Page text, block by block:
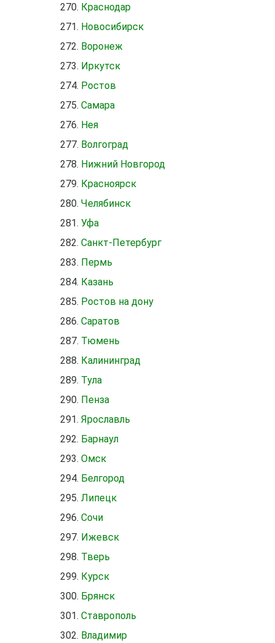
Краснодар
Новосибирск
Воронеж
Иркутск
Ростов
Самара
Нея
Волгоград
Нижний Новгород
Красноярск
Челябинск
Уфа
Санкт-Петербург
Пермь
Казань
Ростов на дону
Саратов
Тюмень
Калининград
Тула
Пенза
Ярославль
Барнаул
Омск
Белгород
Липецк
Сочи
Ижевск
Тверь
Курск
Брянск
Ставрополь
Владимир